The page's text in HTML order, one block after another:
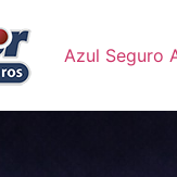
Azul Seguro